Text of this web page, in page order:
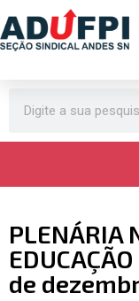
Pular
conteúdo
PLENÁRIA
de